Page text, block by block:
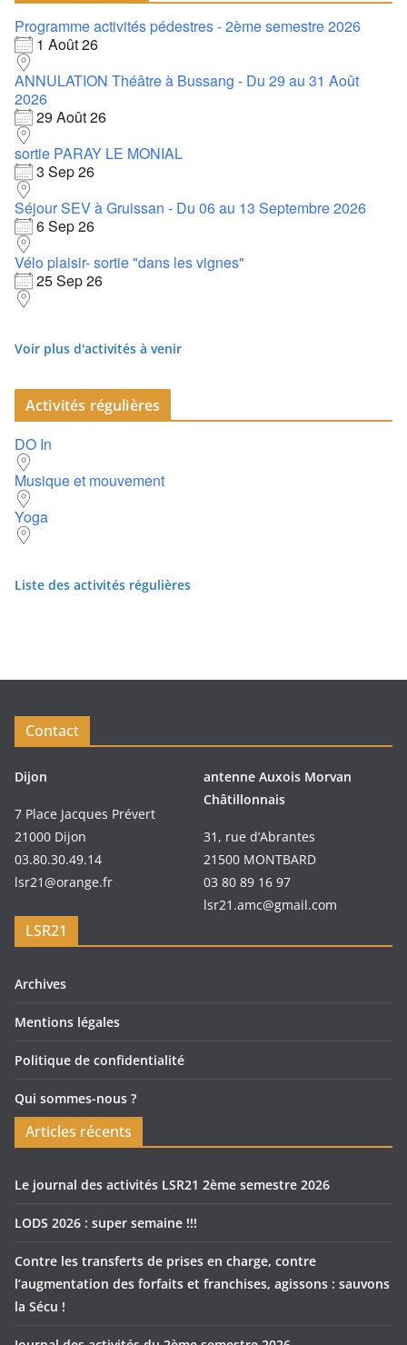
Programme activités pédestres - 2ème semestre 2026
1 Août 26
ANNULATION Théâtre à Bussang - Du 29 au 31 Août
2026
29 Août 26
sortie PARAY LE MONIAL
3 Sep 26
Séjour SEV à Gruissan - Du 06 au 13 Septembre 2026
6 Sep 26
Vélo plaisir- sortie "dans les vignes"
25 Sep 26
Voir plus d'activités à venir
Activités régulières
DO In
Musique et mouvement
Yoga
Liste des activités régulières
Contact
Dijon
7 Place Jacques Prévert
21000 Dijon
03.80.30.49.14
lsr21@orange.fr
antenne Auxois Morvan
Châtillonnais
31, rue d’Abrantes
21500 MONTBARD
03 80 89 16 97
lsr21.amc@gmail.com
LSR21
Archives
Mentions légales
Politique de confidentialité
Qui sommes-nous ?
Articles récents
Le journal des activités LSR21 2ème semestre 2026
LODS 2026 : super semaine !!!
Contre les transferts de prises en charge, contre
l’augmentation des forfaits et franchises, agissons : sauvons
la Sécu !